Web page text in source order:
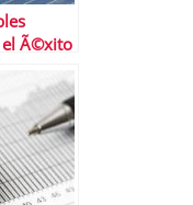
el Ã©xito
a